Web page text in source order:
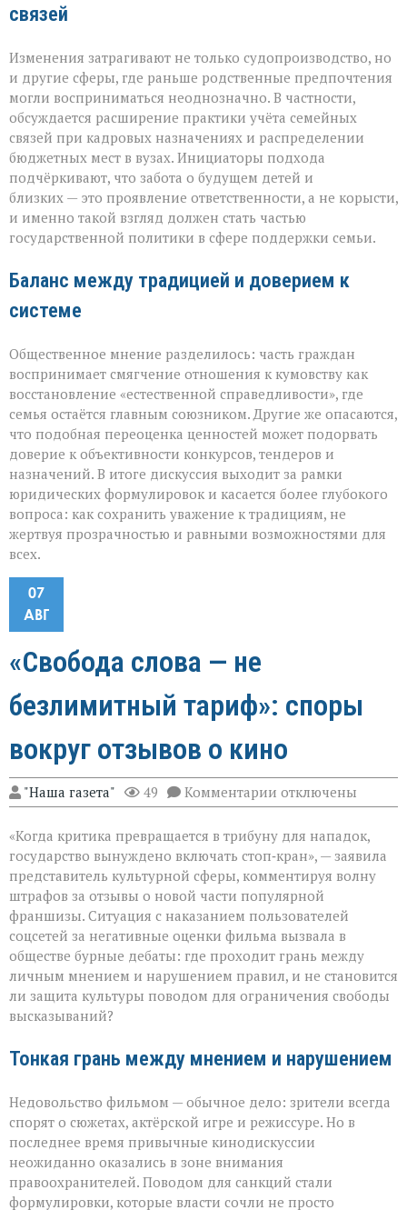
связей
Изменения затрагивают не только судопроизводство, но
и другие сферы, где раньше родственные предпочтения
могли восприниматься неоднозначно. В частности,
обсуждается расширение практики учёта семейных
связей при кадровых назначениях и распределении
бюджетных мест в вузах. Инициаторы подхода
подчёркивают, что забота о будущем детей и
близких — это проявление ответственности, а не корысти,
и именно такой взгляд должен стать частью
государственной политики в сфере поддержки семьи.
Баланс между традицией и доверием к
системе
Общественное мнение разделилось: часть граждан
воспринимает смягчение отношения к кумовству как
восстановление «естественной справедливости», где
семья остаётся главным союзником. Другие же опасаются,
что подобная переоценка ценностей может подорвать
доверие к объективности конкурсов, тендеров и
назначений. В итоге дискуссия выходит за рамки
юридических формулировок и касается более глубокого
вопроса: как сохранить уважение к традициям, не
жертвуя прозрачностью и равными возможностями для
всех.
07
АВГ
«Свобода слова — не
безлимитный тариф»: споры
вокруг отзывов о кино
"Наша газета" 49 Комментарии к
записи
слова — не
безлимитный
тариф»:
споры
вокруг
отзывов
о
кино
отключены
«Когда критика превращается в трибуну для нападок,
государство вынуждено включать стоп‑кран», — заявила
представитель культурной сферы, комментируя волну
штрафов за отзывы о новой части популярной
франшизы. Ситуация с наказанием пользователей
соцсетей за негативные оценки фильма вызвала в
обществе бурные дебаты: где проходит грань между
личным мнением и нарушением правил, и не становится
ли защита культуры поводом для ограничения свободы
высказываний?
Тонкая грань между мнением и нарушением
Недовольство фильмом — обычное дело: зрители всегда
спорят о сюжетах, актёрской игре и режиссуре. Но в
последнее время привычные кинодискуссии
неожиданно оказались в зоне внимания
правоохранителей. Поводом для санкций стали
формулировки, которые власти сочли не просто